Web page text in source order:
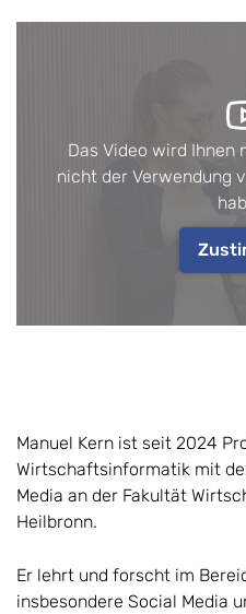
Das Video wird Ihnen
nicht der Verwendung
Manuel Kern ist seit 2024
Wirtschaftsinformatik mit
Media an der Fakultät
Heilbronn.
Er lehrt und forscht im
insbesondere Social Media